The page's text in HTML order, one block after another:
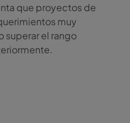
que proyectos de
muy
superar el rango